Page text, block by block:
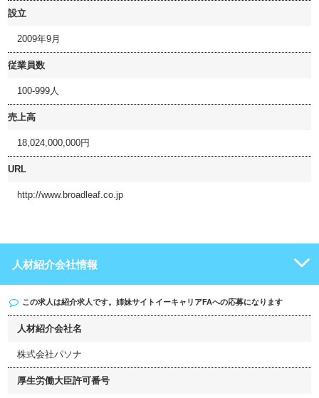
設立
2009年9月
従業員数
100-999人
売上高
18,024,000,000円
URL
http://www.broadleaf.co.jp
人材紹介会社情報
この求人は紹介求人です。姉妹サイト イーキャリアFAへの応募になります
人材紹介会社名
株式会社パソナ
厚生労働大臣許可番号